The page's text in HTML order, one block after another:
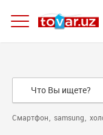
Смартфон samsung